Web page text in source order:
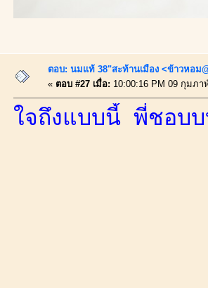
ตอบ: นมแท้ 38"สะท้านเมือง <ข้าวหอม
« ตอบ #27 เมื่อ: 10:00:16 PM 09 กุมภา
ใจถึงแบบนี้ พี่ชอบ